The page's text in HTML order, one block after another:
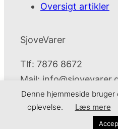
Oversigt artikler
SjoveVarer
Tlf: 7876 8672
Mail:
Denne hjemmeside
oplevelse.
Læs mere